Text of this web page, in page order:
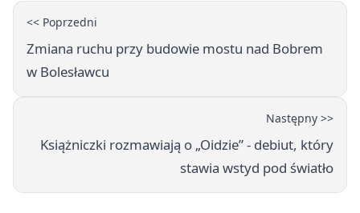
<< Poprzedni
Zmiana ruchu przy budowie mostu nad Bobrem
w Bolesławcu
Następny >>
Książniczki rozmawiają o „Oidzie” - debiut, który
stawia wstyd pod światło